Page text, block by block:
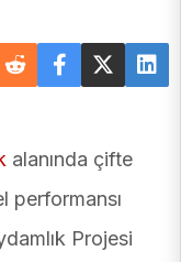
alanında çifte
performansı
Projesi